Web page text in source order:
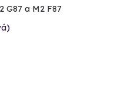
G87 a M2 F87